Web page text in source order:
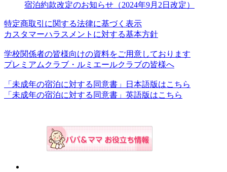
宿泊約款改定のお知らせ（2024年9月2日改定）
特定商取引に関する法律に基づく表示
カスタマーハラスメントに対する基本方針
学校関係者の皆様向けの資料をご用意しております
プレミアムクラブ・ルミエールクラブの皆様へ
「未成年の宿泊に対する同意書」日本語版はこちら
「未成年の宿泊に対する同意書」英語版はこちら